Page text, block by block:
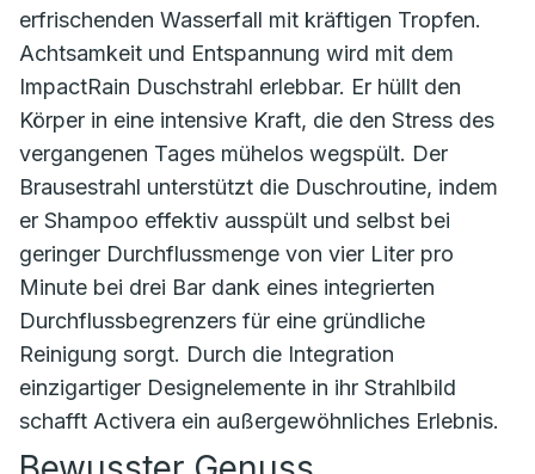
erfrischenden Wasserfall mit kräftigen Tropfen.
Achtsamkeit und Entspannung wird mit dem
ImpactRain Duschstrahl erlebbar. Er hüllt den
Körper in eine intensive Kraft, die den Stress des
vergangenen Tages mühelos wegspült. Der
Brausestrahl unterstützt die Duschroutine, indem
er Shampoo effektiv ausspült und selbst bei
geringer Durchflussmenge von vier Liter pro
Minute bei drei Bar dank eines integrierten
Durchflussbegrenzers für eine gründliche
Reinigung sorgt. Durch die Integration
einzigartiger Designelemente in ihr Strahlbild
schafft Activera ein außergewöhnliches Erlebnis.